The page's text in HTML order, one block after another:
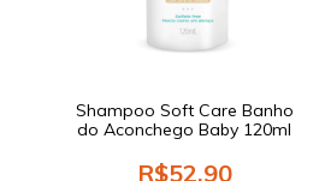
Shampoo Soft Care Banho
do Aconchego Baby 120ml
R$52,90